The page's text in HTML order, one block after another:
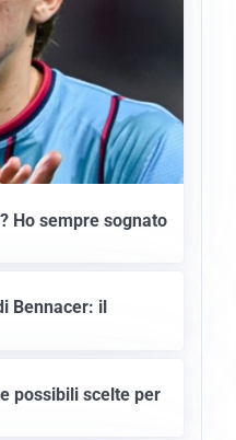
Ho sempre sognato
Bennacer: il
possibili scelte per